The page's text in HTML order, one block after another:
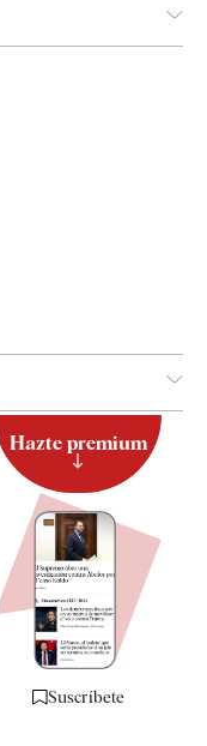
Hazte premium
Suscríbete